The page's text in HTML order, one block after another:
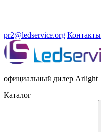
pr2@ledservice.org Контакты
официальный дилер Arlight
Каталог